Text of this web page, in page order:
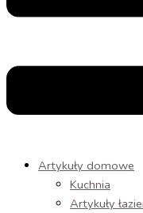
Artykuły domowe
Kuchnia
Artykuły